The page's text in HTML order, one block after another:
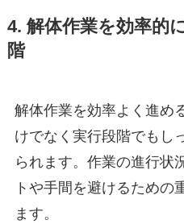
4. 解体作業を効率的
階
解体作業を効率よく進め
けでなく実行段階でもし
られます。作業の進行状
トや手間を避けるための
ます。